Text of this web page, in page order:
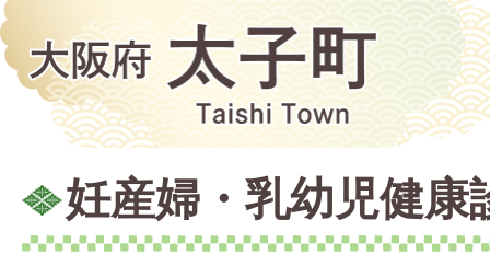
妊産婦・乳幼児健康